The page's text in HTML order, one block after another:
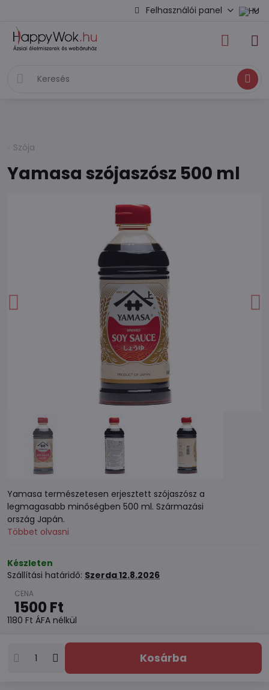
Felhasználói panel
Keresés
Szója
Yamasa szójaszósz 500 ml
Yamasa természetesen erjesztett szójaszósz a
legmagasabb minőségben 500 ml. Származási
ország Japán.
Többet olvasni
Készleten
Szállítási határidő: Szerda12.8.2026
1500 Ft
1180 Ft ÁFA nélkül
Kosárba